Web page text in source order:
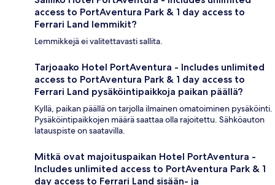
access to PortAventura Park & 1 day access to
Ferrari Land lemmikit?
Lemmikkejä ei valitettavasti sallita.
Tarjoaako Hotel PortAventura - Includes unlimited
access to PortAventura Park & 1 day access to
Ferrari Land pysäköintipaikkoja paikan päällä?
Kyllä, paikan päällä on tarjolla ilmainen omatoiminen pysäköinti.
Pysäköintipaikkojen määrä saattaa olla rajoitettu. Sähköauton
latauspiste on saatavilla.
Mitkä ovat majoituspaikan Hotel PortAventura -
Includes unlimited access to PortAventura Park & 1
day access to Ferrari Land sisään- ja